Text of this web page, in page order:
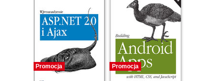
Promocja Promocja